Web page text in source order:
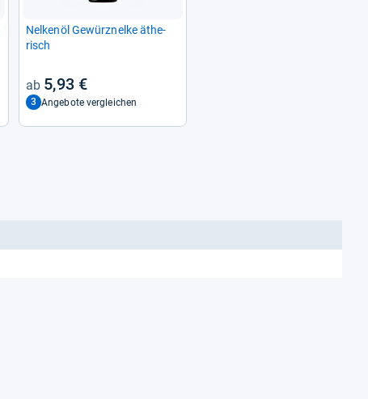
Nel­kenöl Gewürz­nelke äthe­
risch
5,93 €
3 Angebote vergleichen